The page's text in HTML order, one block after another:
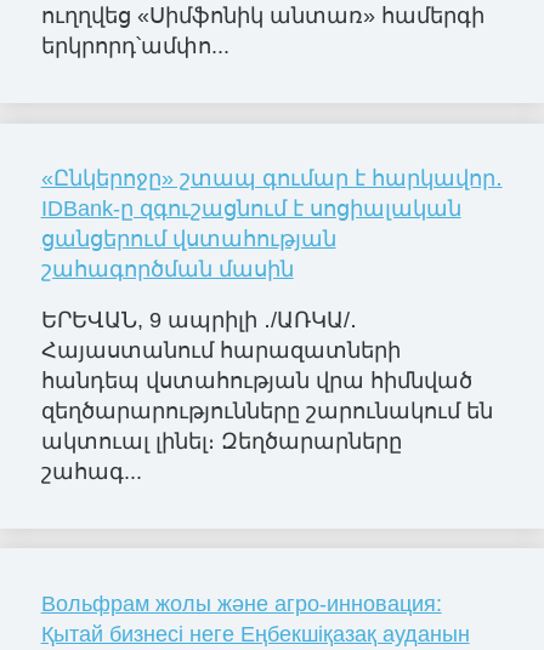
ուղղվեց «Սիմֆոնիկ անտառ» համերգի
երկրորդ՝ամփո...
«Ընկերոջը» շտապ գումար է հարկավոր․
IDBank-ը զգուշացնում է սոցիալական
ցանցերում վստահության
շահագործման մասին
ԵՐԵՎԱՆ, 9 ապրիլի ․/ԱՌԿԱ/․
Հայաստանում հարազատների
հանդեպ վստահության վրա հիմնված
զեղծարարությունները շարունակում են
ակտուալ լինել։ Զեղծարարները
շահագ...
Вольфрам жолы және агро-инновация:
Қытай бизнесі неге Еңбекшіқазақ ауданын